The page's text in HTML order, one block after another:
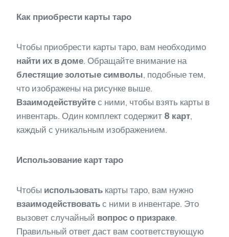
Как приобрести карты таро
Чтобы приобрести карты таро, вам необходимо
найти их в доме. Обращайте внимание на
блестящие золотые символы, подобные тем,
что изображены на рисунке выше.
Взаимодействуйте с ними, чтобы взять карты в
инвентарь. Один комплект содержит 8 карт,
каждый с уникальным изображением.
Использование карт таро
Чтобы использовать карты таро, вам нужно
взаимодействовать с ними в инвентаре. Это
вызовет случайный вопрос о призраке.
Правильный ответ даст вам соответствующую